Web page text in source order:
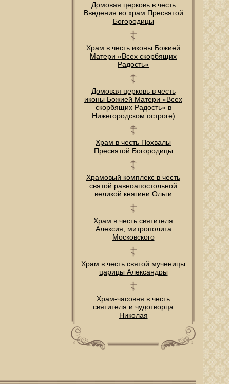
Домовая церковь в честь
Введения во храм Пресвятой
Богородицы
Храм в честь иконы Божией
Матери «Всех скорбящих
Радость»
Домовая церковь в честь
иконы Божией Матери «Всех
скорбящих Радость» в
Нижегородском остроге)
Храм в честь Похвалы
Пресвятой Богородицы
Храмовый комплекс в честь
святой равноапостольной
великой княгини Ольги
Храм в честь святителя
Алексия, митрополита
Московского
Храм в честь святой мученицы
царицы Александры
Храм-часовня в честь
святителя и чудотворца
Николая